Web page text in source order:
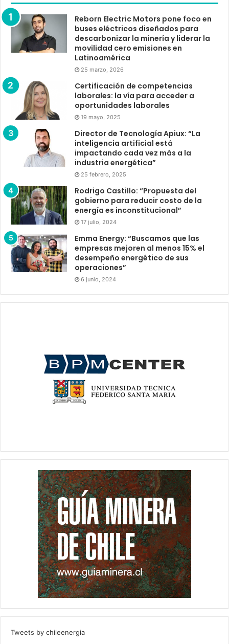
Reborn Electric Motors pone foco en
buses eléctricos diseñados para
descarbonizar la minería y liderar la
movilidad cero emisiones en
Latinoamérica
25 marzo, 2026
Certificación de competencias
laborales: la vía para acceder a
oportunidades laborales
19 mayo, 2025
Director de Tecnología Apiux: “La
inteligencia artificial está
impactando cada vez más a la
industria energética”
25 febrero, 2025
Rodrigo Castillo: “Propuesta del
gobierno para reducir costo de la
energía es inconstitucional”
17 julio, 2024
Emma Energy: “Buscamos que las
empresas mejoren al menos 15% el
desempeño energético de sus
operaciones”
6 junio, 2024
Tweets by chileenergia